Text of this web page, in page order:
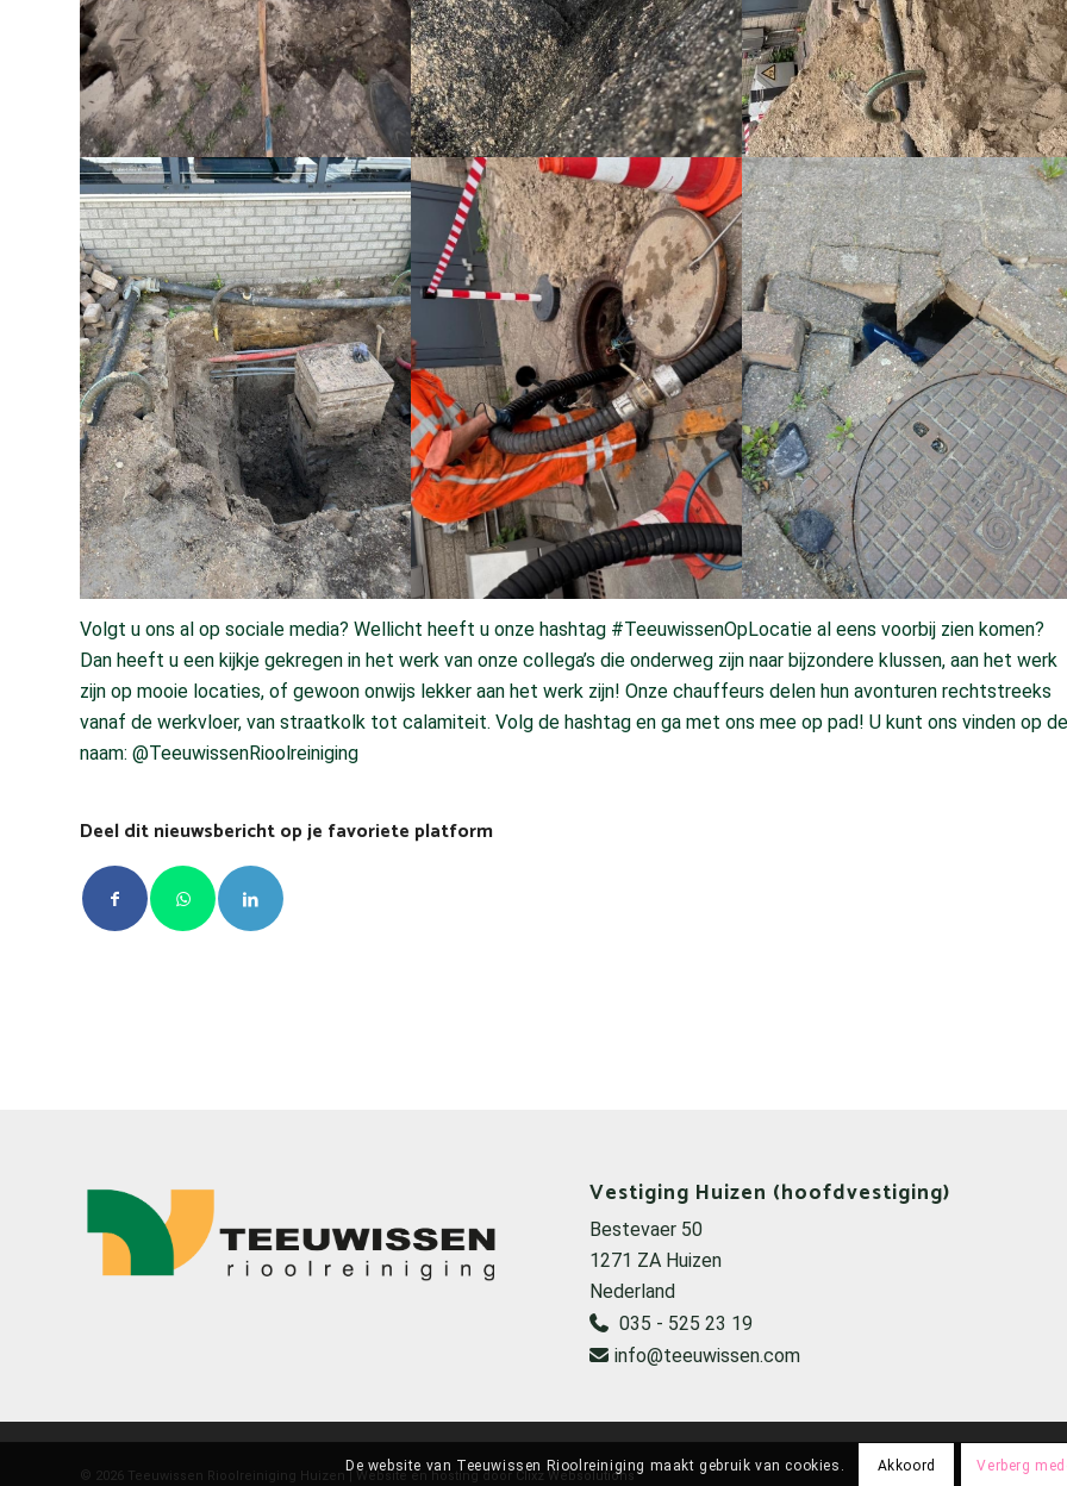
Volgt u ons al op sociale media? Wellicht heeft u onze hashtag #TeeuwissenOpLocatie al eens voorbij zien komen?
Dan heeft u een kijkje gekregen in het werk van onze collega’s die onderweg zijn naar bijzondere klussen, aan het werk
zijn op mooie locaties, of gewoon onwijs lekker aan het werk zijn! Onze chauffeurs delen hun avonturen rechtstreeks
vanaf de werkvloer, van straatkolk tot calamiteit. Volg de hashtag en ga met ons mee op pad! U kunt ons vinden op de
naam: @TeeuwissenRioolreiniging
Deel dit nieuwsbericht op je favoriete platform
Vestiging Huizen (hoofdvestiging)
Bestevaer 50
1271 ZA Huizen
Nederland
035 - 525 23 19
info@teeuwissen.com
© 2026 Teeuwissen Rioolreiniging Huizen | Website en hosting doorClixz Websolutions
De website van Teeuwissen Rioolreiniging maakt gebruik van cookies. Akkoord Verberg